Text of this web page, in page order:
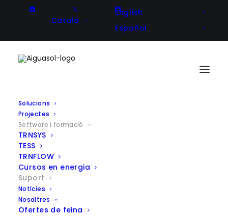
Català
English
Español
Solucions
Projectes
Software i formació
TRNSYS
TESS
TRNFLOW
Cursos en energia
Suport
Notícies
Nosaltres
Ofertes de feina
Aquí trobaràs recursos addicionals per al programari
que distribuïm i informació sobre la instal·lació i
activació de llicències.
TRNSYS